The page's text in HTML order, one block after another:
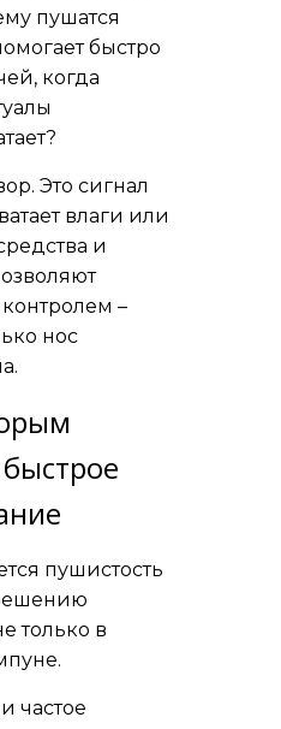
пушатся
быстро
когда
Это сигнал
влаги или
и
–
нос
пушистость
только в
частое